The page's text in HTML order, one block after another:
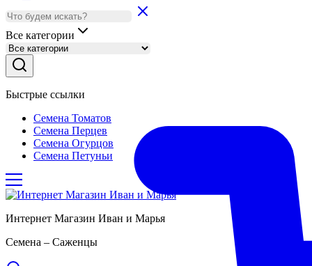
Все категории
Быстрые ссылки
Семена Томатов
Семена Перцев
Семена Огурцов
Семена Петуньи
Интернет Магазин Иван и Марья
Семена – Саженцы